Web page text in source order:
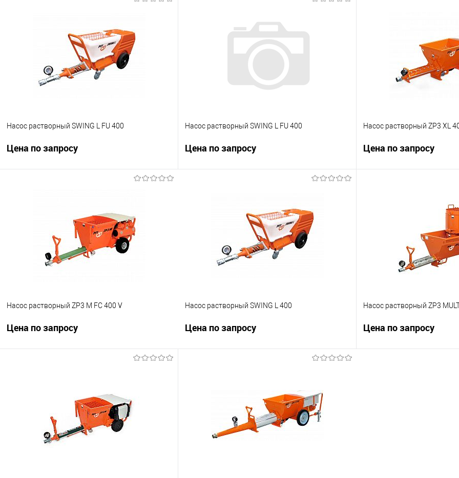
Насос растворный SWING L FU 400
Цена по запросу
К сравнению
В избранное
Под заказ
Насос растворный SWING L FU 400
Цена по запросу
К сравнению
Под заказ
Насос растворный ZP3 XL
Цена по запросу
Насос растворный ZP3 M FC 400 V
Цена по запросу
К сравнению
В избранное
Под заказ
Насос растворный SWING L 400
Цена по запросу
К сравнению
Под заказ
Насос растворный ZP3
Цена по запросу